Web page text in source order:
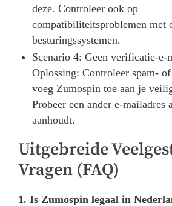
deze. Controleer ook op
compatibiliteitsproblemen met
besturingssystemen.
Scenario 4: Geen verificatie-e-
Oplossing: Controleer spam-
voeg Zumospin toe aan je
Probeer een ander e-mailadres
aanhoudt.
Uitgebreide
Vragen (FAQ)
1. Is Zumospin legaal in